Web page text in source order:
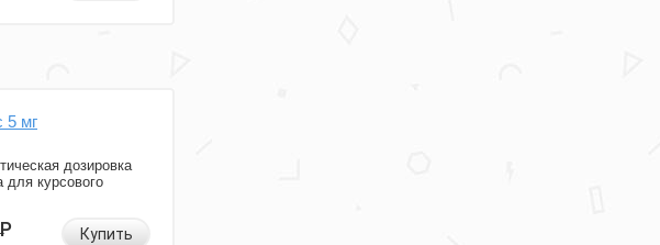
5 мг
дозировка
для курсового
Р Купить